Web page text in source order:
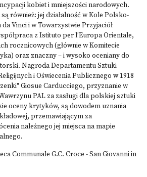
kobiet i mniejszości narodowych.
również: jej działalność w Kole Polsko-
Vinci i w Towarzystwie Przyjaciół
z Istituto per l’Europa Orientale,
rocznicowych (głównie w Komitecie
oraz znaczny – i wysoko oceniany do
Nagroda Departamentu Sztuki
i Oświecenia Publicznego w 1918
Giosue Carducciego, przyznanie w
PAL za zasługi dla polskiej sztuki
oceny krytyków, są dowodem uznania
przemawiającym za
należnego jej miejsca na mapie
Communale G.C. Croce - San Giovanni in